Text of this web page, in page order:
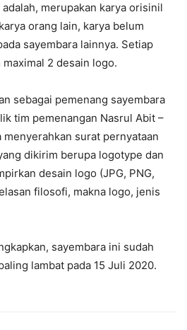
merupakan karya orisinil
orang lain, karya belum
sayembara lainnya. Setiap
2 desain logo.
sebagai pemenang sayembara
tim pemenangan Nasrul Abit –
surat pernyataan
dikirim berupa logotype dan
desain logo (JPG, PNG,
filosofi, makna logo, jenis
sayembara ini sudah
lambat pada 15 Juli 2020.